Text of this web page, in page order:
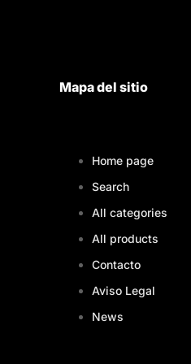
Mapa del sitio
Home page
Search
All categories
All products
Contacto
Aviso Legal
News